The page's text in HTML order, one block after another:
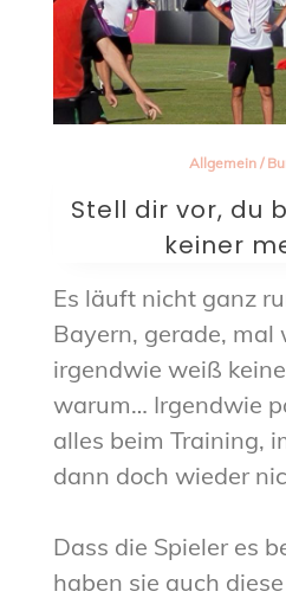
Allgemein/
Stell dir vor, du
keiner
Es läuft nicht ganz
Bayern, gerade, mal
irgendwie weiß
warum… Irgendwie
alles beim Training,
dann doch wieder
Dass die Spieler es
haben sie auch